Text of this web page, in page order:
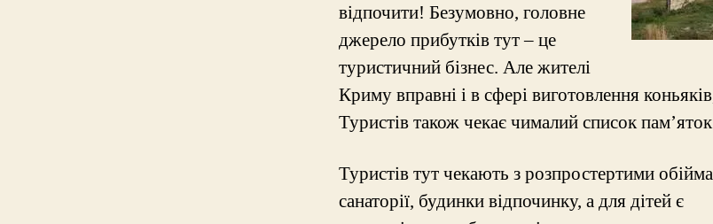
відпочити! Безумовно, головне
джерело прибутків тут – це
туристичний бізнес. Але жителі
Криму вправні і в сфері виготовлення
Туристів також чекає чималий список
Туристів тут чекають з розпростертими
санаторії, будинки відпочинку, а для дітей є